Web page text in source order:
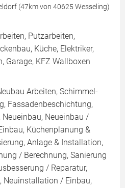
(47km von 40625 Wesseling)
Putzarbeiten,
Küche, Elektriker,
Garage, KFZ Wallboxen
Arbeiten, Schimmel-
Fassadenbeschichtung,
Neueinbau, Neueinbau /
Küchenplanung &
Anlage & Installation,
/ Berechnung, Sanierung
/ Reparatur,
Neuinstallation / Einbau,